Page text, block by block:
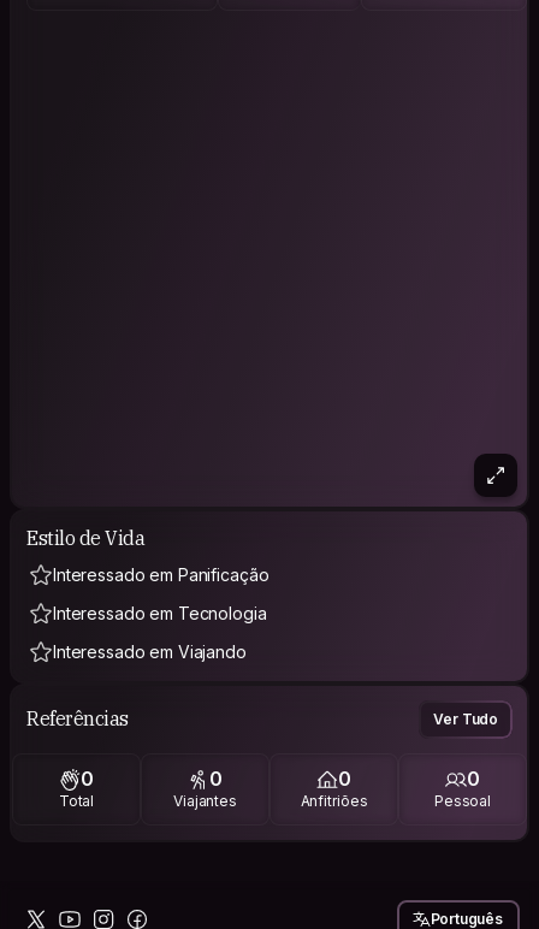
Estilo de Vida
Interessado em Panificação
Interessado em Tecnologia
Interessado em Viajando
Referências Ver Tudo
0
Total
0
Viajantes
0
Anfitriões
0
Pessoal
Português